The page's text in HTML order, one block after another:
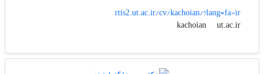
rtis2.ut.ac.ir/cv/kachoian/?lang=fa-ir
kachoian
ut.ac.ir